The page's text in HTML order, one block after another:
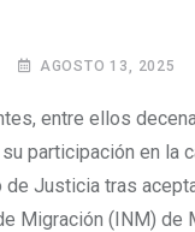
AGOSTO 13, 2025
entre ellos
participación en la
de Justicia tras
Migración (INM) de